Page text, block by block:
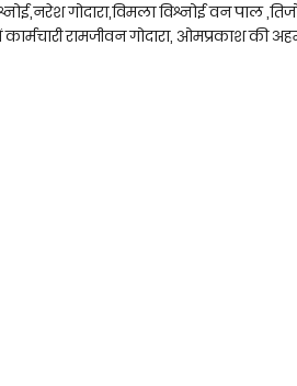
गोदारा,विमला विश्नोई वन पाल
रामजीवन गोदारा, ओमप्रकाश की